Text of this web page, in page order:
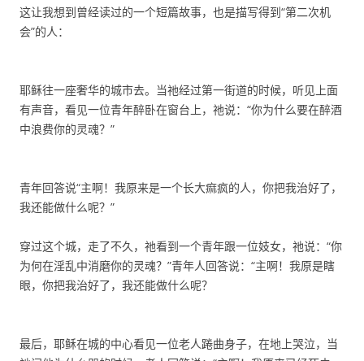
这让我想到曾经读过的一个短篇故事，也是描写得到“第二次机
会”的人：
耶稣往一座奢华的城市去。当祂经过第一街道的时候，听见上面
有声音，看见一位青年醉卧在窗台上，祂说：“你为什么要在醉酒
中浪费你的灵魂？”
青年回答说“主啊！我原来是一个长大痲疯的人，你把我治好了，
我还能做什么呢？”
穿过这个城，走了不久，祂看到一个青年跟一位妓女，祂说：“你
为何在淫乱中消磨你的灵魂？”青年人回答说：“主啊！我原是瞎
眼，你把我治好了，我还能做什么呢？
最后，耶稣在城的中心看见一位老人踡曲身子，在地上哭泣，当